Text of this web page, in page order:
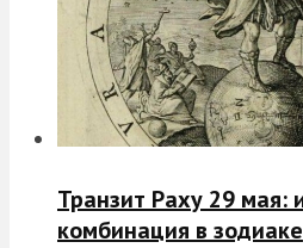
Транзит Раху 29 мая:
комбинация в зодиаке